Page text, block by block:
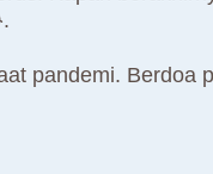
pandemi. Berdoa